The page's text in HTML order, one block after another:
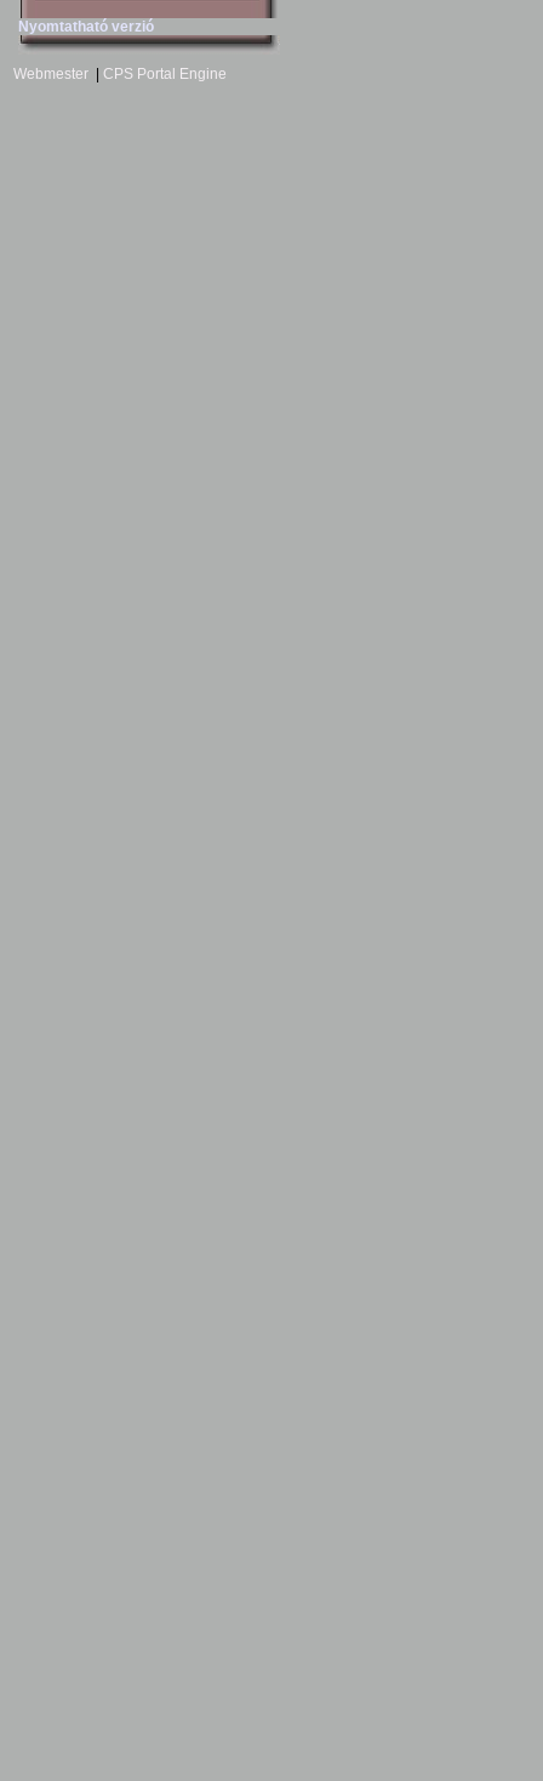
Nyomtatható verzió
Webmester CPS Portal Engine